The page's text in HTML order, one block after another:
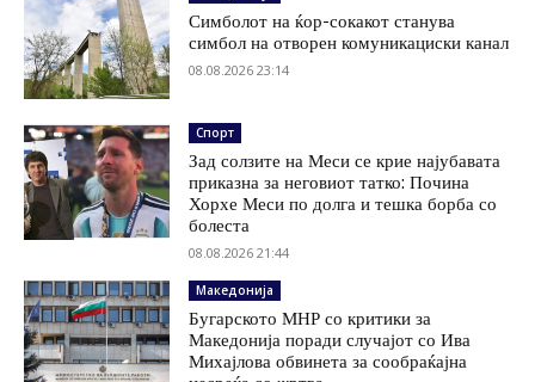
Симболот на ќор-сокакот станува
симбол на отворен комуникациски канал
08.08.2026 23:14
Спорт
Зад солзите на Меси се крие најубавата
приказна за неговиот татко: Почина
Хорхе Меси по долга и тешка борба со
болеста
08.08.2026 21:44
Македонија
Бугарското МНР со критики за
Македонија поради случајот со Ива
Михајлова обвинета за сообраќајна